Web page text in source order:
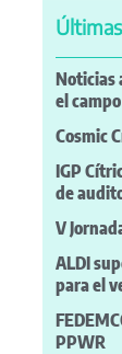
Noticias
el campo
Cosmic
IGP
de
V
ALDI
para el
PPWR